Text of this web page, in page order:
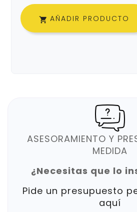
 AÑADIR PRODUCTO
ASESORAMIENTO Y
MEDIDA
¿Necesitas que lo
Pide un presupuesto
aquí